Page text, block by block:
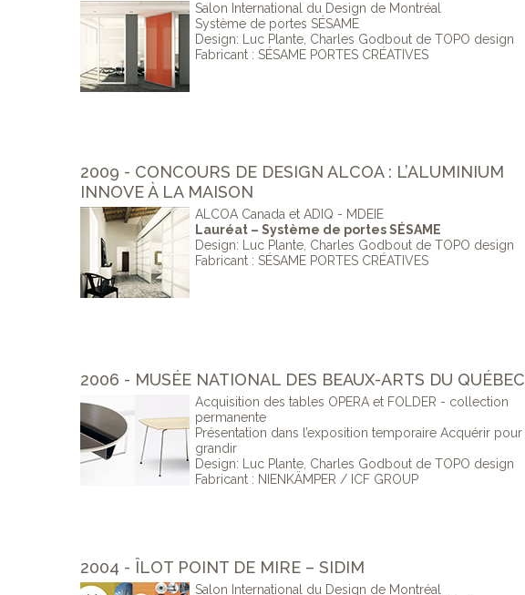
Salon International du Design de Montréal
Système de portes SÉSAME
Design: Luc Plante, Charles Godbout de TOPO design
Fabricant : SÉSAME PORTES CRÉATIVES
2009 - CONCOURS DE DESIGN ALCOA : L’ALUMINIUM
INNOVE À LA MAISON
ALCOA Canada et ADIQ - MDEIE
Lauréat – Système de portes SÉSAME
Design: Luc Plante, Charles Godbout de TOPO design
Fabricant : SÉSAME PORTES CRÉATIVES
2006 - MUSÉE NATIONAL DES BEAUX-ARTS DU QUÉBEC
Acquisition des tables OPERA et FOLDER - collection
permanente
Présentation dans l’exposition temporaire Acquérir pour
grandir
Design: Luc Plante, Charles Godbout de TOPO design
Fabricant : NIENKÄMPER / ICF GROUP
2004 - ÎLOT POINT DE MIRE – SIDIM
Salon International du Design de Montréal